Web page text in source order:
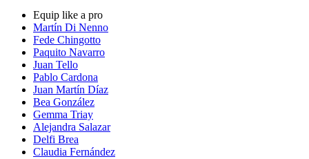
Equip like a pro
Martín Di Nenno
Fede Chingotto
Paquito Navarro
Juan Tello
Pablo Cardona
Juan Martín Díaz
Bea González
Gemma Triay
Alejandra Salazar
Delfi Brea
Claudia Fernández